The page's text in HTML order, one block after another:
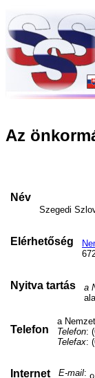
Az
Név
Szegedi
Elérhetőség
Nyitva tartás a
Telefon
a
Telefon:
Telefax:
Internet E-mail: